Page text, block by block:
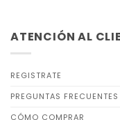
ATENCIÓN AL
REGISTRATE
PREGUNTAS FRECUENTES
CÓMO COMPRAR